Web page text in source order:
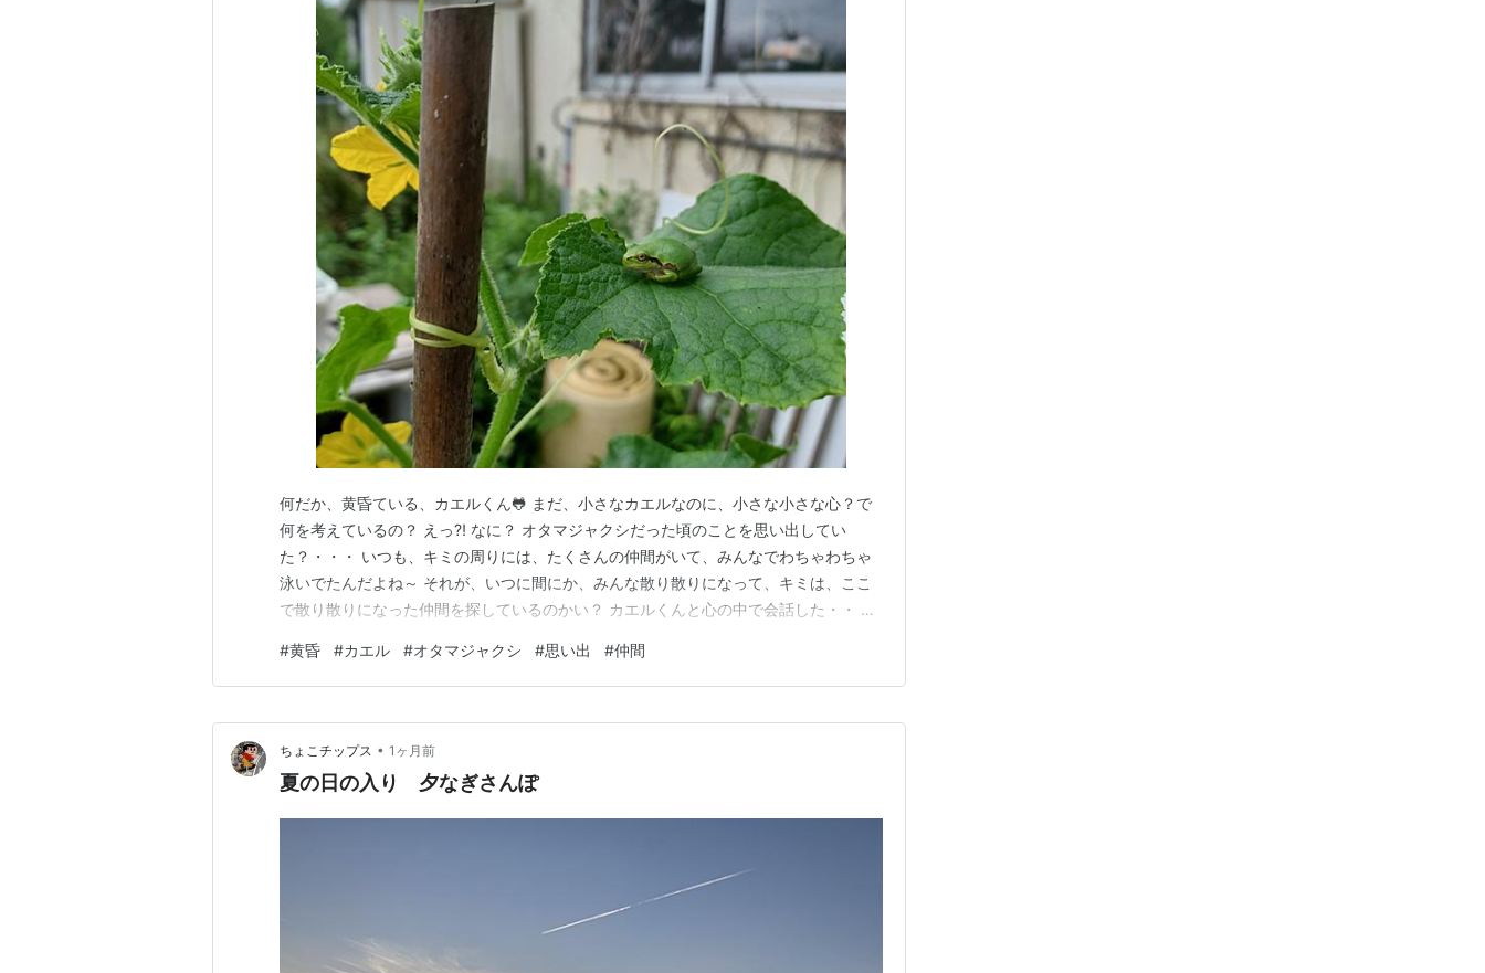
何だか、黄昏ている、カエルくん🐸 まだ、小さなカエルなのに、小さな小さな心？で
何を考えているの？ えっ⁈ なに？ オタマジャクシだった頃のことを思い出してい
た？・・・ いつも、キミの周りには、たくさんの仲間がいて、みんなでわちゃわちゃ
泳いでたんだよね～ それが、いつに間にか、みんな散り散りになって、キミは、ここ
で散り散りになった仲間を探しているのかい？ カエルくんと心の中で会話した・・ カ
がて成長してカエルになると、一人で生きていく・・ だからさ～カエルになって自由
になったボクは、いろんな虫や、植物、生き物に、たくさ…
#黄昏 #カエル #オタマジャクシ #思い出 #仲間
ちょこチップス • 1ヶ月前
夏の日の入り 夕なぎさんぽ